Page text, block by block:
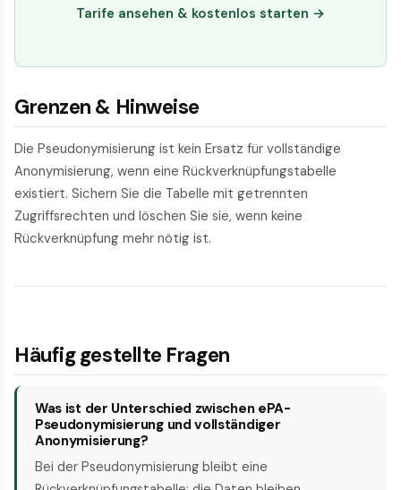
Tarife ansehen & kostenlos starten →
Grenzen & Hinweise
Die Pseudonymisierung ist kein Ersatz für vollständige
Anonymisierung, wenn eine Rückverknüpfungstabelle
existiert. Sichern Sie die Tabelle mit getrennten
Zugriffsrechten und löschen Sie sie, wenn keine
Rückverknüpfung mehr nötig ist.
Häufig gestellte Fragen
Was ist der Unterschied zwischen ePA-
Pseudonymisierung und vollständiger
Anonymisierung?
Bei der Pseudonymisierung bleibt eine